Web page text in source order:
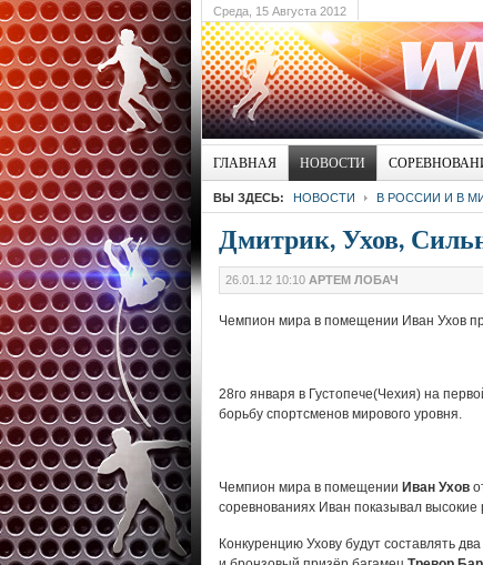
Среда, 15 Августа 2012
ГЛАВНАЯ НОВОСТИ
ВЫ ЗДЕСЬ: НОВОСТИ В РОССИИ И В
Дмитрик, Ухов,
26.01.12 10:10 АРТЕМ ЛОБАЧ
Чемпион мира в помещении Иван Ухов
28го января в Густопече(Чехия) на
борьбу спортсменов мирового уровня.
Чемпион мира в помещении Иван Ухов
соревнованиях Иван показывал
Конкуренцию Ухову будут составлять